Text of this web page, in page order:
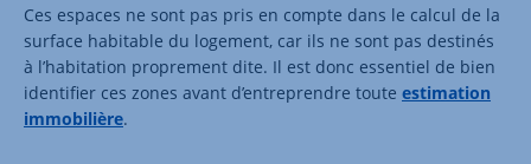
Ces espaces ne sont pas pris en compte dans le calcul de la
surface habitable du logement, car ils ne sont pas destinés
à l’habitation proprement dite. Il est donc essentiel de bien
identifier ces zones avant d’entreprendre toute estimation
immobilière.